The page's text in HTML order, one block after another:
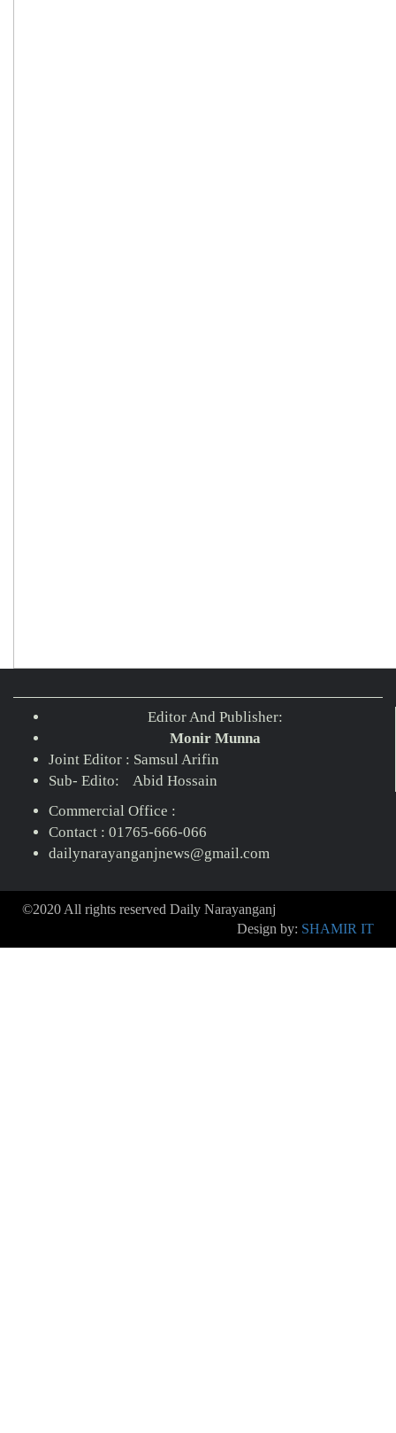
Editor And Publisher:
Monir Munna
Joint Editor : Samsul Arifin
Sub- Edito: Abid Hossain
Commercial Office :
Contact : 01765-666-066
dailynarayanganjnews@gmail.com
©2020 All rights reserved Daily Narayanganj
Design by: SHAMIR IT